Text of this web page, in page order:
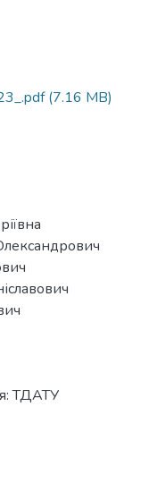
(7.16 MB)
ТДАТУ